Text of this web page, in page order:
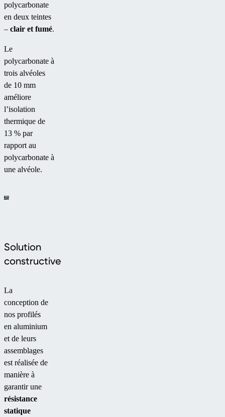
polycarbonate
en deux teintes
– clair et fumé.
Le
polycarbonate à
trois alvéoles
de 10 mm
améliore
l’isolation
thermique de
13 % par
rapport au
polycarbonate à
une alvéole.
Solution
constructive
La
conception de
nos profilés
en aluminium
et de leurs
assemblages
est réalisée de
manière à
garantir une
résistance
statique